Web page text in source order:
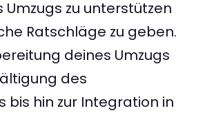
Umzugs zu unterstützen
Ratschläge zu geben.
deines Umzugs
des
bis hin zur Integration in